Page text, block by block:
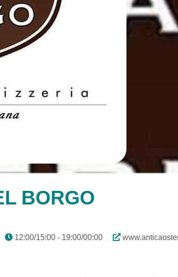
BORGO
12:00/15:00 - 19:00/00:00